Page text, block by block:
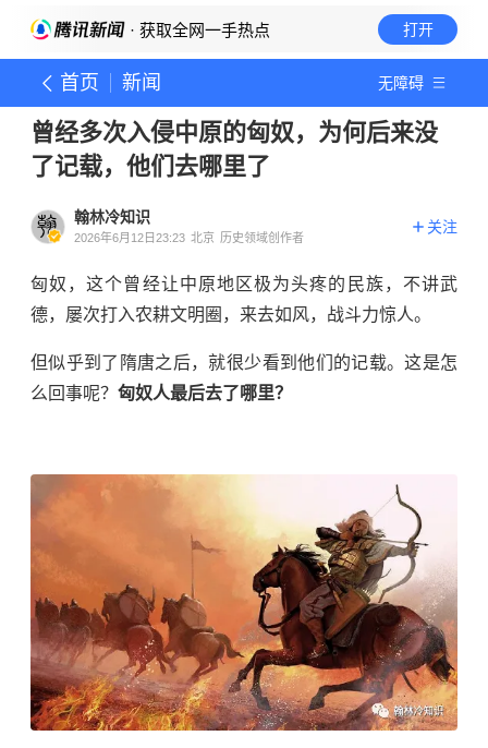
· 获取全网一手热点 打开
首页 新闻 无障碍
曾经多次入侵中原的匈奴，为何后来没
了记载，他们去哪里了
翰林冷知识
2026年6月12日23:23 北京 历史领域创作者
关注
匈奴，这个曾经让中原地区极为头疼的民族，不讲武
德，屡次打入农耕文明圈，来去如风，战斗力惊人。
但似乎到了隋唐之后，就很少看到他们的记载。这是怎
么回事呢？ 匈奴人最后去了哪里？